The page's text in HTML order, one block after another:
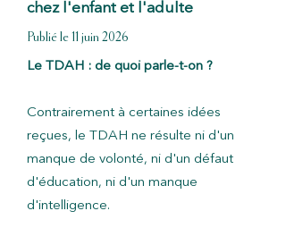
chez l'enfant et l'adulte
Publié le 11 juin 2026
Le TDAH : de quoi parle-t-on ?
Contrairement à certaines idées
reçues, le TDAH ne résulte ni d'un
manque de volonté, ni d'un défaut
d'éducation, ni d'un manque
d'intelligence.